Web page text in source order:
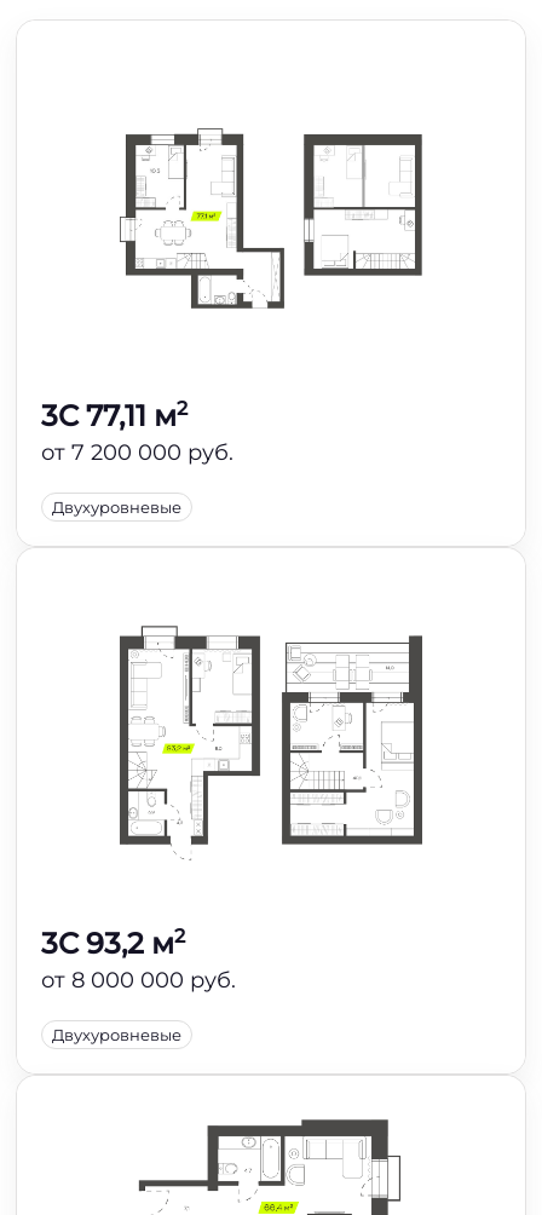
3C 77,11 м2
от 7 200 000 руб.
Двухуровневые
3C 93,2 м2
от 8 000 000 руб.
Двухуровневые